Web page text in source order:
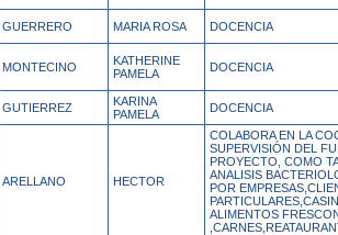
GUERRERO MARIA ROSA DOCENCIA
MONTECINO
KATHERINE
PAMELA
DOCENCIA
GUTIERREZ
KARINA
PAMELA
DOCENCIA
ARELLANO HECTOR
COLABORA EN LA
SUPERVISIÓN DEL
PROYECTO, COMO
ANALISIS
POR
ALIMENTOS